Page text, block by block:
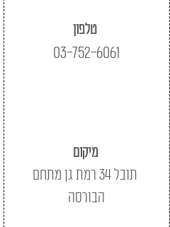
טלפון
03-752-6061
מיקום
תובל 34 רמת גן מתחם
הבורסה